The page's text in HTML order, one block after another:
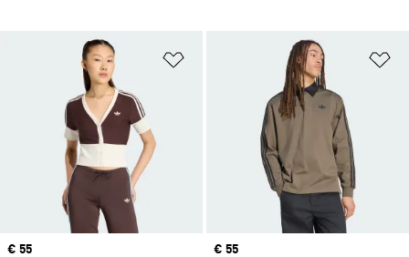
Añadir a la lista de deseos
Precio
€ 55
Precio
€ 55